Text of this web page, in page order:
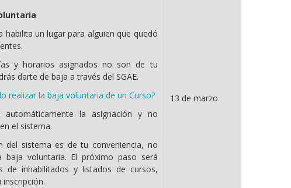
habilita un lugar para alguien que quedó
y horarios asignados no son de tu
darte de baja a través del SGAE.
realizar la baja voluntaria de un Curso?
automáticamente la asignación y no
el sistema.
del sistema es de tu conveniencia, no
baja voluntaria. El próximo paso será
de inhabilitados y listados de cursos,
13 de marzo